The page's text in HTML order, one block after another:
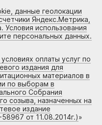
данные геолокации
Яндекс.Метрика,
Условия использования
персональных данных.
оплаты услуг по
издания для
материалов в
по выборам в
Собрания
созыва, назначенных на
издание
от 11.08.2014г.)»